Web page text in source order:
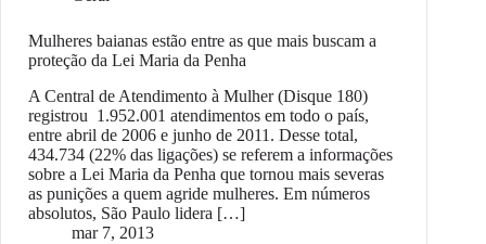
Mulheres baianas estão entre as que mais buscam a
proteção da Lei Maria da Penha
A Central de Atendimento à Mulher (Disque 180)
registrou 1.952.001 atendimentos em todo o país,
entre abril de 2006 e junho de 2011. Desse total,
434.734 (22% das ligações) se referem a informações
sobre a Lei Maria da Penha que tornou mais severas
as punições a quem agride mulheres. Em números
absolutos, São Paulo lidera […]
mar 7, 2013